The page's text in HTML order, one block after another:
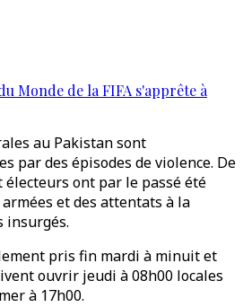
Monde de la FIFA s'apprête à
au Pakistan sont
par des épisodes de violence. De
électeurs ont par le passé été
et des attentats à la
insurgés.
pris fin mardi à minuit et
ouvrir jeudi à 08h00 locales
à 17h00.